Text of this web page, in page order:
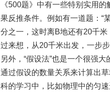
《500题》中有一些特别实用
果反推条件。例如有一道题：“
分之一，这时离B地还有20千
过来想，从20千米出发，一步
另外，“假设法”也是一个很强
通过假设的数量关系来计算出
科的学习中，比如物理中的匀速